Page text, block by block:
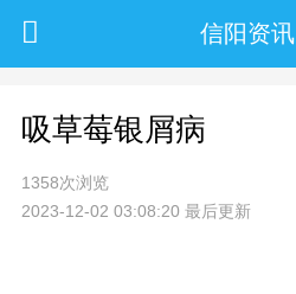
信阳资讯
吸草莓银屑病
1358次浏览
2023-12-02 03:08:20 最后更新